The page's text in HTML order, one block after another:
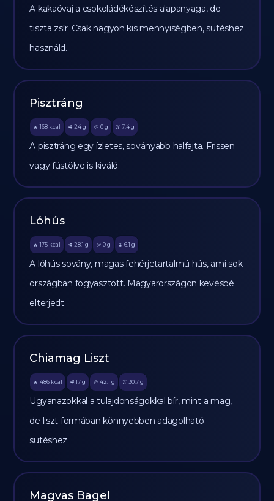
A kakaóvaj a csokoládékészítés alapanyaga, de
tiszta zsír. Csak nagyon kis mennyiségben, sütéshez
használd.
Pisztráng
🔥 168 kcal 🥩 24 g 🥔 0g 🫒 7.4 g
A pisztráng egy ízletes, soványabb halfajta. Frissen
vagy füstölve is kiváló.
Lóhús
🔥 175 kcal 🥩 28.1 g 🥔 0g 🫒 6.1 g
A lóhús sovány, magas fehérjetartalmú hús, ami sok
országban fogyasztott. Magyarországon kevésbé
elterjedt.
Chiamag Liszt
🔥 486 kcal 🥩 17 g 🥔 42.1 g 🫒 30.7 g
Ugyanazokkal a tulajdonságokkal bír, mint a mag,
de liszt formában könnyebben adagolható
sütéshez.
Magvas Bagel